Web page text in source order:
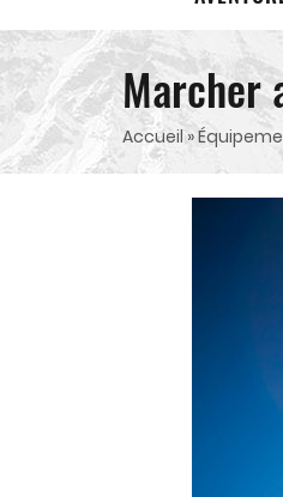
Marcher
Accueil»